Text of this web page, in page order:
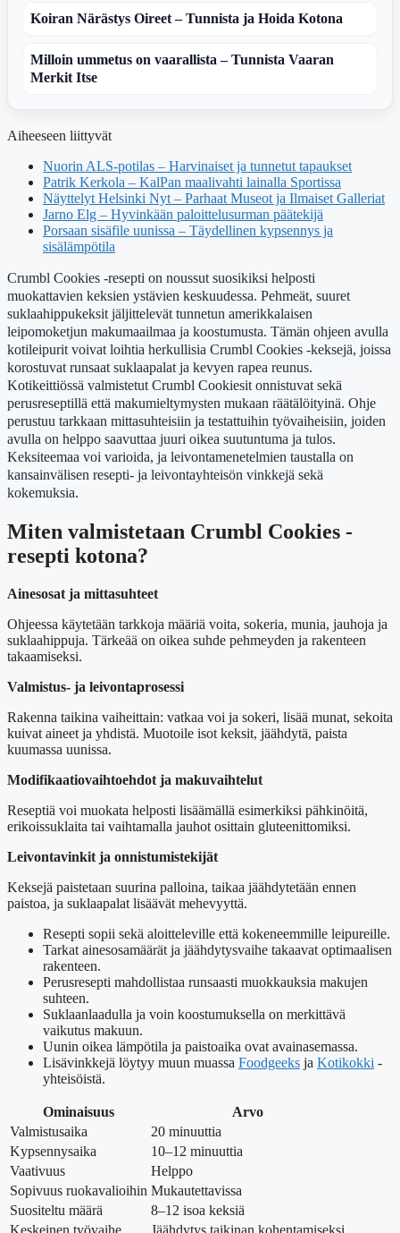
Koiran Närästys Oireet – Tunnista ja Hoida Kotona
Milloin ummetus on vaarallista – Tunnista Vaaran
Merkit Itse
Aiheeseen liittyvät
Nuorin ALS-potilas – Harvinaiset ja tunnetut tapaukset
Patrik Kerkola – KalPan maalivahti lainalla Sportissa
Näyttelyt Helsinki Nyt – Parhaat Museot ja Ilmaiset Galleriat
Jarno Elg – Hyvinkään paloittelusurman päätekijä
Porsaan sisäfile uunissa – Täydellinen kypsennys ja
sisälämpötila
Crumbl Cookies -resepti on noussut suosikiksi helposti
muokattavien keksien ystävien keskuudessa. Pehmeät, suuret
suklaahippukeksit jäljittelevät tunnetun amerikkalaisen
leipomoketjun makumaailmaa ja koostumusta. Tämän ohjeen avulla
kotileipurit voivat loihtia herkullisia Crumbl Cookies -keksejä, joissa
korostuvat runsaat suklaapalat ja kevyen rapea reunus.
Kotikeittiössä valmistetut Crumbl Cookiesit onnistuvat sekä
perusreseptillä että makumieltymysten mukaan räätälöityinä. Ohje
perustuu tarkkaan mittasuhteisiin ja testattuihin työvaiheisiin, joiden
avulla on helppo saavuttaa juuri oikea suutuntuma ja tulos.
Keksiteemaa voi varioida, ja leivontamenetelmien taustalla on
kansainvälisen resepti- ja leivontayhteisön vinkkejä sekä
kokemuksia.
Miten valmistetaan Crumbl Cookies -
resepti kotona?
Ainesosat ja mittasuhteet
Ohjeessa käytetään tarkkoja määriä voita, sokeria, munia, jauhoja ja
suklaahippuja. Tärkeää on oikea suhde pehmeyden ja rakenteen
takaamiseksi.
Valmistus- ja leivontaprosessi
Rakenna taikina vaiheittain: vatkaa voi ja sokeri, lisää munat, sekoita
kuivat aineet ja yhdistä. Muotoile isot keksit, jäähdytä, paista
kuumassa uunissa.
Modifikaatiovaihtoehdot ja makuvaihtelut
Reseptiä voi muokata helposti lisäämällä esimerkiksi pähkinöitä,
erikoissuklaita tai vaihtamalla jauhot osittain gluteenittomiksi.
Leivontavinkit ja onnistumistekijät
Keksejä paistetaan suurina palloina, taikaa jäähdytetään ennen
paistoa, ja suklaapalat lisäävät mehevyyttä.
Resepti sopii sekä aloitteleville että kokeneemmille leipureille.
Tarkat ainesosamäärät ja jäähdytysvaihe takaavat optimaalisen
rakenteen.
Perusresepti mahdollistaa runsaasti muokkauksia makujen
suhteen.
Suklaanlaadulla ja voin koostumuksella on merkittävä
vaikutus makuun.
Uunin oikea lämpötila ja paistoaika ovat avainasemassa.
Lisävinkkejä löytyy muun muassa Foodgeeks ja Kotikokki -
yhteisöistä.
Ominaisuus
Arvo
Valmistusaika
20 minuuttia
Kypsennysaika
10–12 minuuttia
Vaativuus
Helppo
Sopivuus ruokavalioihin Mukautettavissa
Suositeltu määrä
8–12 isoa keksiä